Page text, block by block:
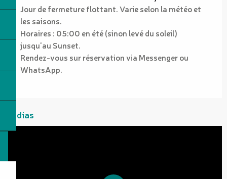
Jour de fermeture flottant. Varie selon la météo et
les saisons.
Horaires : 05:00 en été (sinon levé du soleil)
jusqu'au Sunset.
Rendez-vous sur réservation via Messenger ou
WhatsApp.
Médias